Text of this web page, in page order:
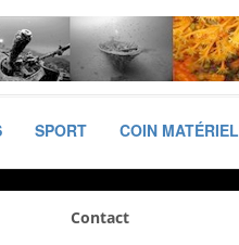
SPORT COIN MATÉRIEL
Contact